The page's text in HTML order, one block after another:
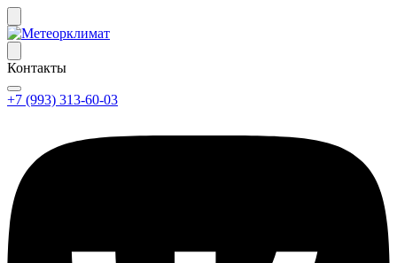
Контакты
+7 (993) 313-60-03